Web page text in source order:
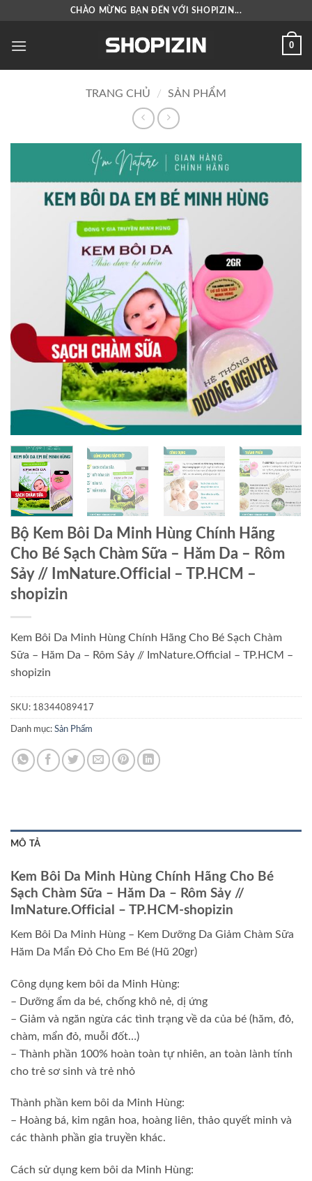
nội
CHÀO MỪNG BẠN ĐẾN VỚI SHOPIZIN...
0
TRANG CHỦ / SẢN PHẨM
Bộ Kem Bôi Da Minh Hùng Chính Hãng
Cho Bé Sạch Chàm Sữa – Hăm Da – Rôm
Sảy // ImNature.Official – TP.HCM –
shopizin
Kem Bôi Da Minh Hùng Chính Hãng Cho Bé Sạch Chàm
Sữa – Hăm Da – Rôm Sảy // ImNature.Official – TP.HCM –
shopizin
SKU: 18344089417
Danh mục: Sản Phẩm
MÔ TẢ
Kem Bôi Da Minh Hùng Chính Hãng Cho Bé
Sạch Chàm Sữa – Hăm Da – Rôm Sảy //
ImNature.Official – TP.HCM-shopizin
Kem Bôi Da Minh Hùng – Kem Dưỡng Da Giảm Chàm Sữa
Hăm Da Mẩn Đỏ Cho Em Bé (Hũ 20gr)
Công dụng kem bôi da Minh Hùng:
– Dưỡng ẩm da bé, chống khô nẻ, dị ứng
– Giảm và ngăn ngừa các tình trạng về da của bé (hăm, đỏ,
chàm, mẩn đỏ, muỗi đốt…)
– Thành phần 100% hoàn toàn tự nhiên, an toàn lành tính
cho trẻ sơ sinh và trẻ nhỏ
Thành phần kem bôi da Minh Hùng:
– Hoàng bá, kim ngân hoa, hoàng liên, thảo quyết minh và
các thành phần gia truyền khác.
Cách sử dụng kem bôi da Minh Hùng: